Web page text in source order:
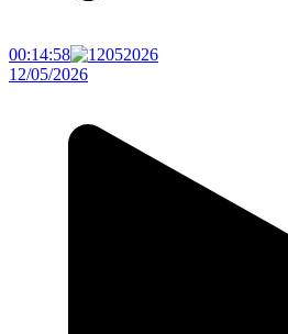
00:14:58
12/05/2026